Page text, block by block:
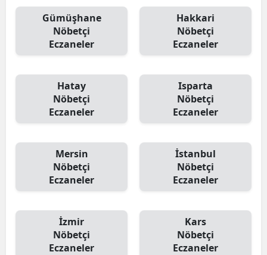
Gümüşhane
Nöbetçi
Eczaneler
Hakkari
Nöbetçi
Eczaneler
Hatay
Nöbetçi
Eczaneler
Isparta
Nöbetçi
Eczaneler
Mersin
Nöbetçi
Eczaneler
İstanbul
Nöbetçi
Eczaneler
İzmir
Nöbetçi
Eczaneler
Kars
Nöbetçi
Eczaneler